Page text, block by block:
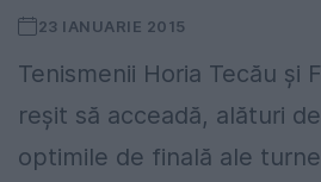
23 IANUARIE 2015
Tenismenii Horia Tecău și
reșit să acceadă, alături
optimile de finală ale